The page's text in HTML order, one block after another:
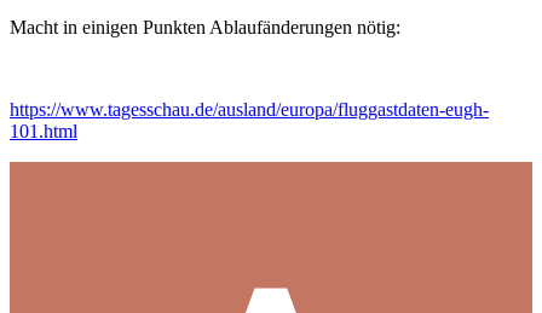
Macht in einigen Punkten Ablaufänderungen nötig:
https://www.tagesschau.de/ausland/europa/fluggastdaten-eugh-
101.html